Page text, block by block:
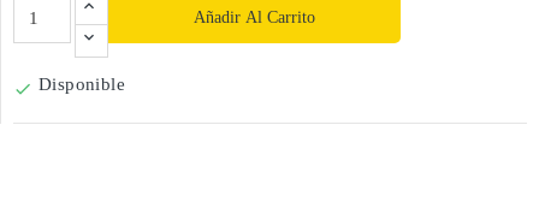
Añadir Al Carrito
 Disponible